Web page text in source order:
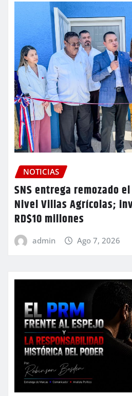
NOTICIAS
SNS entrega remozado
Nivel Villas Agrícolas;
RD$10 millones
admin Ago 7, 2026